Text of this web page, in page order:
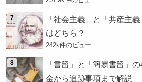
「社会主義」と「共産主
はどちら？
242k件のビュー
「書留」と「簡易書留」
金から追跡事項まで解説